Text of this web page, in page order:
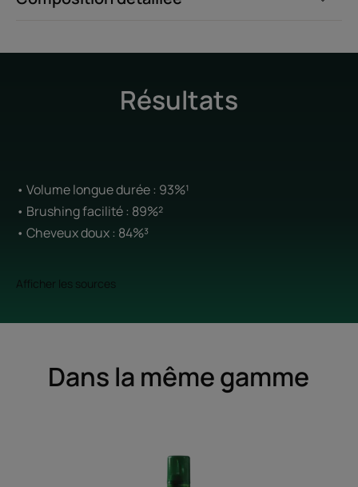
Résultats
• Volume longue durée : 93%¹
• Brushing facilité : 89%²
• Cheveux doux : 84%³
Afficher les sources
Dans la même gamme
Mousse
amplifiante